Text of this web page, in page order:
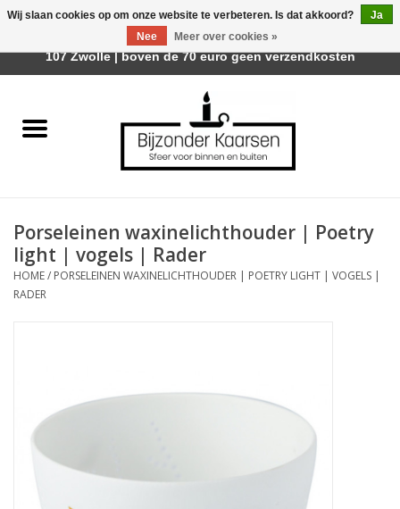
Räder Design Stories
Geurkaarsen
Tafelhaarden
LED Kaarsen
Porseleinen waxinelichthouder | Poetry
light | vogels | Rader
HOME/ PORSELEINEN WAXINELICHTHOUDER | POETRY LIGHT | VOGELS |
RADER
Wij slaan cookies op om onze website te verbeteren. Is dat akkoord?
Ja
Nee
Meer over cookies »
Afhalen is mogelijk bij Trotz Woon & Cadeau | Belvederelaan
107 Zwolle | boven de 70 euro geen verzendkosten